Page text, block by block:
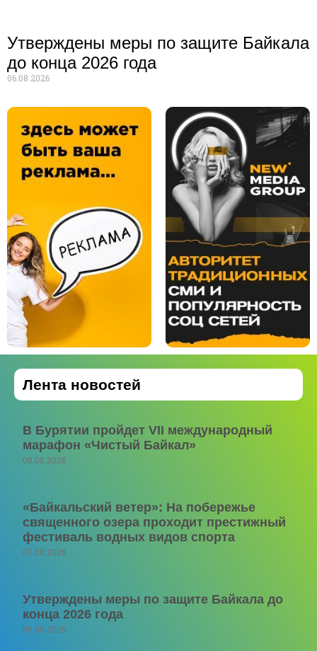
Утверждены меры по защите Байкала
до конца 2026 года
06.08.2026
Лента новостей
В Бурятии пройдет VII международный
марафон «Чистый Байкал»
08.08.2026
«Байкальский ветер»: На побережье
священного озера проходит престижный
фестиваль водных видов спорта
07.08.2026
Утверждены меры по защите Байкала до
конца 2026 года
06.08.2026